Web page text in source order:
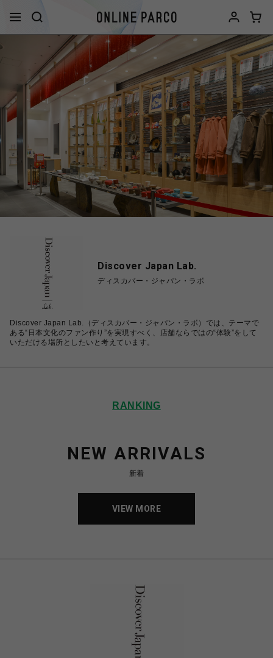
Discover Japan Lab.
ディスカバー・ジャパン・ラボ
Discover Japan Lab.（ディスカバー・ジャパン・ラボ）では、テーマで
ある“日本文化のファン作り”を実現すべく、店舗ならではの“体験”をして
いただける場所としたいと考えています。
RANKING
NEW ARRIVALS
新着
VIEW MORE